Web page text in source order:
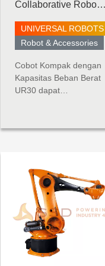
Collaborative Robot -
UNIVERSAL ROBOTS
Robot & Accessories
Cobot Kompak dengan
Kapasitas Beban Berat
UR30 dapat
mempertahankan
angkat 30 kg dan
jangkauan 1300 mm,
robot ini dapat
menangani mesin yang
lebih besar,
mempaletka...